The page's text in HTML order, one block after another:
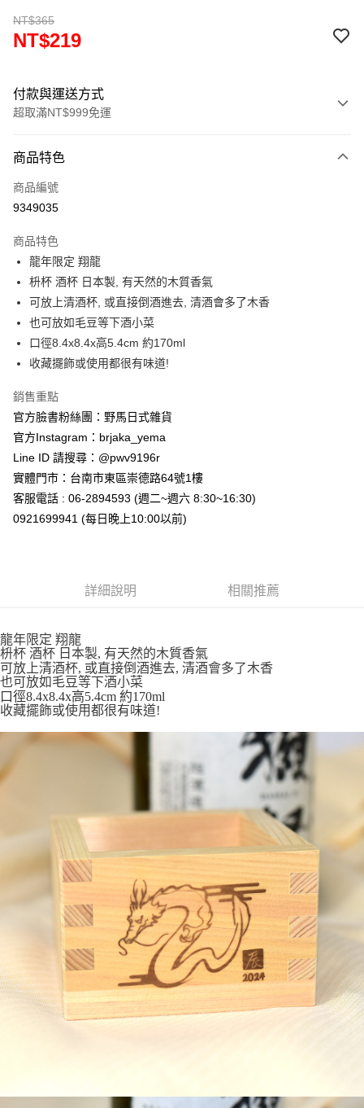
NT$365
NT$219
付款與運送方式
超取滿NT$999免運
信用卡一次付款
信用卡分期付款
合作金庫商業銀行
華南商業銀行
上海商業儲蓄銀行
台北富邦商業銀行
國泰世華商業銀行
兆豐國際商業銀行
臺灣中小企業銀行
匯豐（台灣）商業銀行
聯邦商業銀行
元大商業銀行
台新國際商業銀行
台灣樂天信用卡公司
超商取貨付款
LINE Pay
Apple Pay
街口支付
Google Pay
ATM付款
運送方式
全家取貨付款
每筆NT$65，滿NT$999(含以上)免運費
付款後7-11取貨
每筆NT$65，滿NT$999(含以上)免運費
宅配
每筆NT$100，滿NT$999(含以上)免運費
商品特色
商品編號
9349035
商品特色
龍年限定 翔龍
枡杯 酒杯 日本製, 有天然的木質香氣
可放上清酒杯, 或直接倒酒進去, 清酒會多了木香
也可放如毛豆等下酒小菜
口徑8.4x8.4x高5.4cm 約170ml
收藏擺飾或使用都很有味道!
銷售重點
官方臉書粉絲團：野馬日式雜貨
官方Instagram：brjaka_yema
Line ID 請搜尋：@pwv9196r
實體門市：台南市東區崇德路64號1樓
客服電話 : 06-2894593 (週二~週六 8:30~16:30)
0921699941 (每日晚上10:00以前)
詳細說明 相關推薦
龍年限定 翔龍
枡杯 酒杯 日本製, 有天然的木質香氣
可放上清酒杯, 或直接倒酒進去, 清酒會多了木香
也可放如毛豆等下酒小菜
口徑8.4x8.4x高5.4cm 約170ml
收藏擺飾或使用都很有味道!